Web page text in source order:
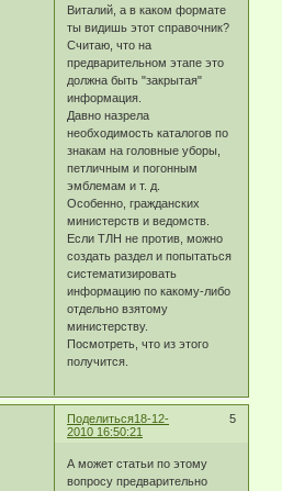
Виталий, а в каком формате
ты видишь этот справочник?
Считаю, что на
предварительном этапе это
должна быть "закрытая"
информация.
Давно назрела
необходимость каталогов по
знакам на головные уборы,
петличным и погонным
эмблемам и т. д.
Особенно, гражданских
министерств и ведомств.
Если ТЛН не против, можно
создать раздел и попытаться
систематизировать
информацию по какому-либо
отдельно взятому
министерству.
Посмотреть, что из этого
получится.
Поделиться 5
18-12-
2010 16:50:21
А может статьи по этому
вопросу предварительно